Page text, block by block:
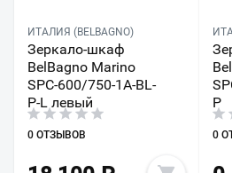
ИТАЛИЯ (BELBAGNO)
Зеркало-шкаф
BelBagno Marino
SPC-600/750-1A-BL-
P-L левый
0 ОТЗЫВОВ
P
0